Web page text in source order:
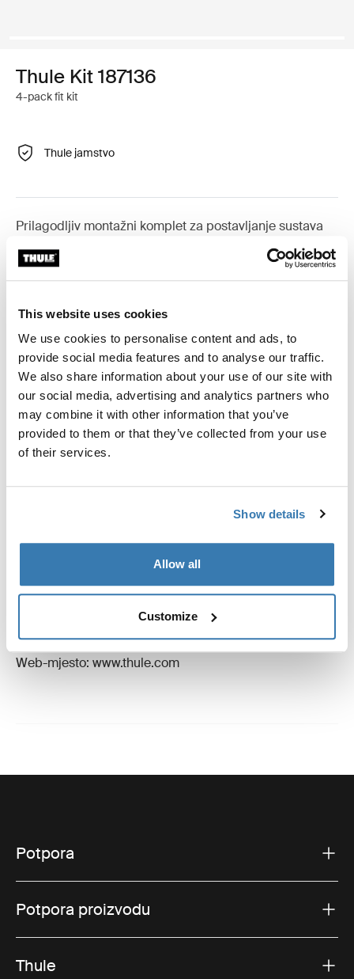
This website uses cookies
We use cookies to personalise content and ads, to
provide social media features and to analyse our traffic.
We also share information about your use of our site with
our social media, advertising and analytics partners who
may combine it with other information that you’ve
provided to them or that they’ve collected from your use
of their services.
Show details
Allow all
Customize
Thule Kit 187136
4-pack fit kit
Thule jamstvo
Prilagodljiv montažni komplet za postavljanje sustava
krovnog nosača tvrtke Thule na vozila s ugrađenim
točkama za pričvršćivanje, T-žljebom ili korisnički
postavljenim točkama za pričvršćivanje nosača.
Toggle features
Sve značajke
Toggle techspec
Tehničke specifikacije
Proizvodni podaci
Registrirani žig: Thule Sweden AB
Naziv proizvođača: Thule Sweden
E-pošta: support@thule.com
Web-mjesto: www.thule.com
Potpora
Potpora proizvodu
Thule